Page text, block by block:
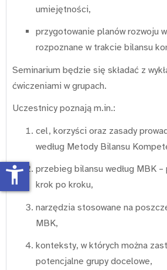
umiejętności,
przygotowanie planów rozwoju
rozpoznane w trakcie bilansu
Seminarium będzie się składać z
ćwiczeniami w grupach.
Uczestnicy poznają m.in.:
cel, korzyści oraz zasady
według Metody Bilansu
przebieg bilansu według MBK
krok po kroku,
narzędzia stosowane na
MBK,
konteksty, w których można
potencjalne grupy docelowe,
accessibility_new